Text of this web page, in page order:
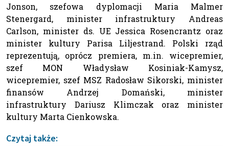
Jonson, szefowa dyplomacji Maria Malmer
Stenergard, minister infrastruktury Andreas
Carlson, minister ds. UE Jessica Rosencrantz oraz
minister kultury Parisa Liljestrand. Polski rząd
reprezentują, oprócz premiera, m.in. wicepremier,
szef MON Władysław Kosiniak-Kamysz,
wicepremier, szef MSZ Radosław Sikorski, minister
finansów Andrzej Domański, minister
infrastruktury Dariusz Klimczak oraz minister
kultury Marta Cienkowska.
Czytaj także: